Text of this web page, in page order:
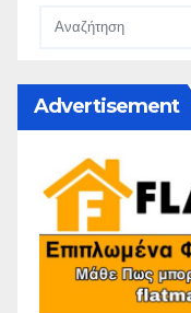
Advertisement